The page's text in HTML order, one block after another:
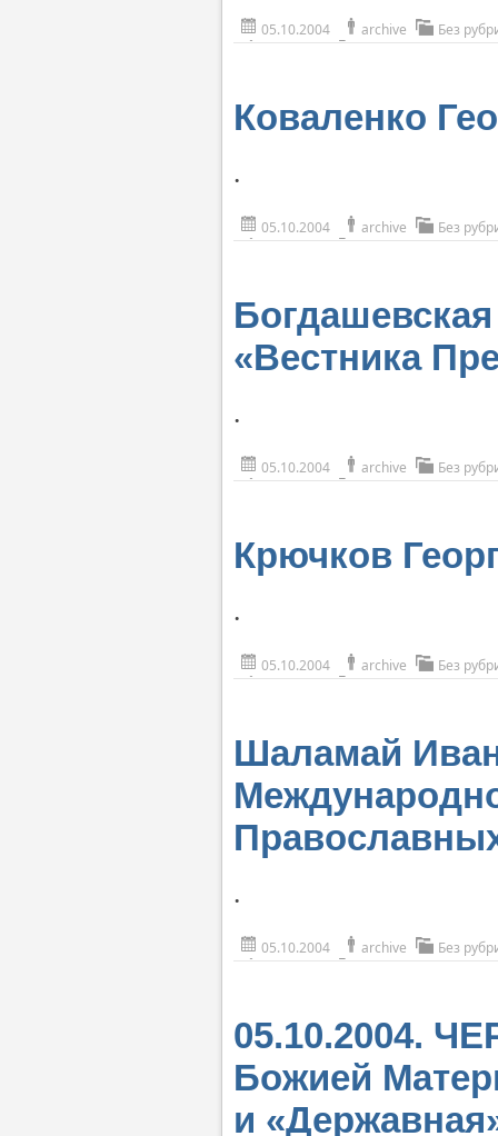
05.10.2004 archive Без
Коваленко
.
05.10.2004 archive Без
«Вестника
.
05.10.2004 archive Без
Крючков
.
05.10.2004 archive Без
Шаламай
.
05.10.2004 archive Без
05.10.2004.
Божией
и